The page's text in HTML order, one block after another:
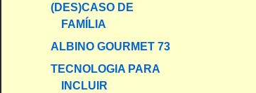
(DES)CASO DE
FAMÍLIA
ALBINO GOURMET 73
TECNOLOGIA PARA
INCLUIR